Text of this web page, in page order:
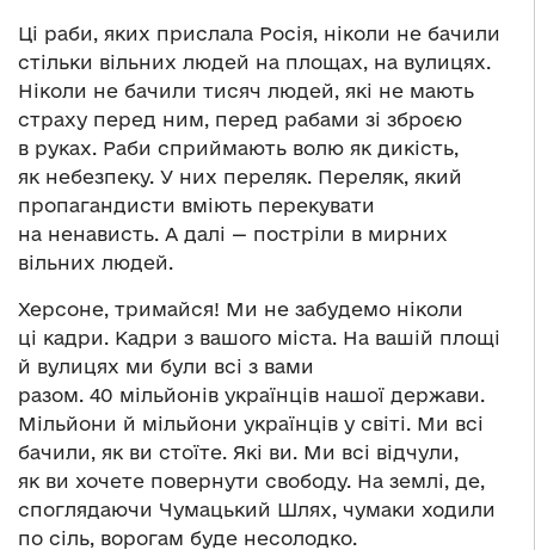
Ці раби, яких прислала Росія, ніколи не бачили
стільки вільних людей на площах, на вулицях.
Ніколи не бачили тисяч людей, які не мають
страху перед ним, перед рабами зі зброєю
в руках. Раби сприймають волю як дикість,
як небезпеку. У них переляк. Переляк, який
пропагандисти вміють перекувати
на ненависть. А далі — постріли в мирних
вільних людей.
Херсоне, тримайся! Ми не забудемо ніколи
ці кадри. Кадри з вашого міста. На вашій площі
й вулицях ми були всі з вами
разом. 40 мільйонів українців нашої держави.
Мільйони й мільйони українців у світі. Ми всі
бачили, як ви стоїте. Які ви. Ми всі відчули,
як ви хочете повернути свободу. На землі, де,
споглядаючи Чумацький Шлях, чумаки ходили
по сіль, ворогам буде несолодко.